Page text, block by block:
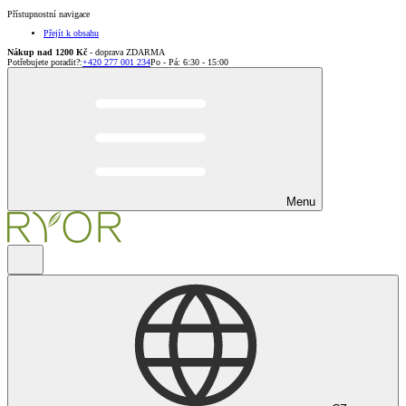
Přístupnostní navigace
Přejít k obsahu
Nákup nad 1200 Kč - doprava ZDARMA
Potřebujete poradit?:+420 277 001 234Po - Pá: 6:30 - 15:00
Menu